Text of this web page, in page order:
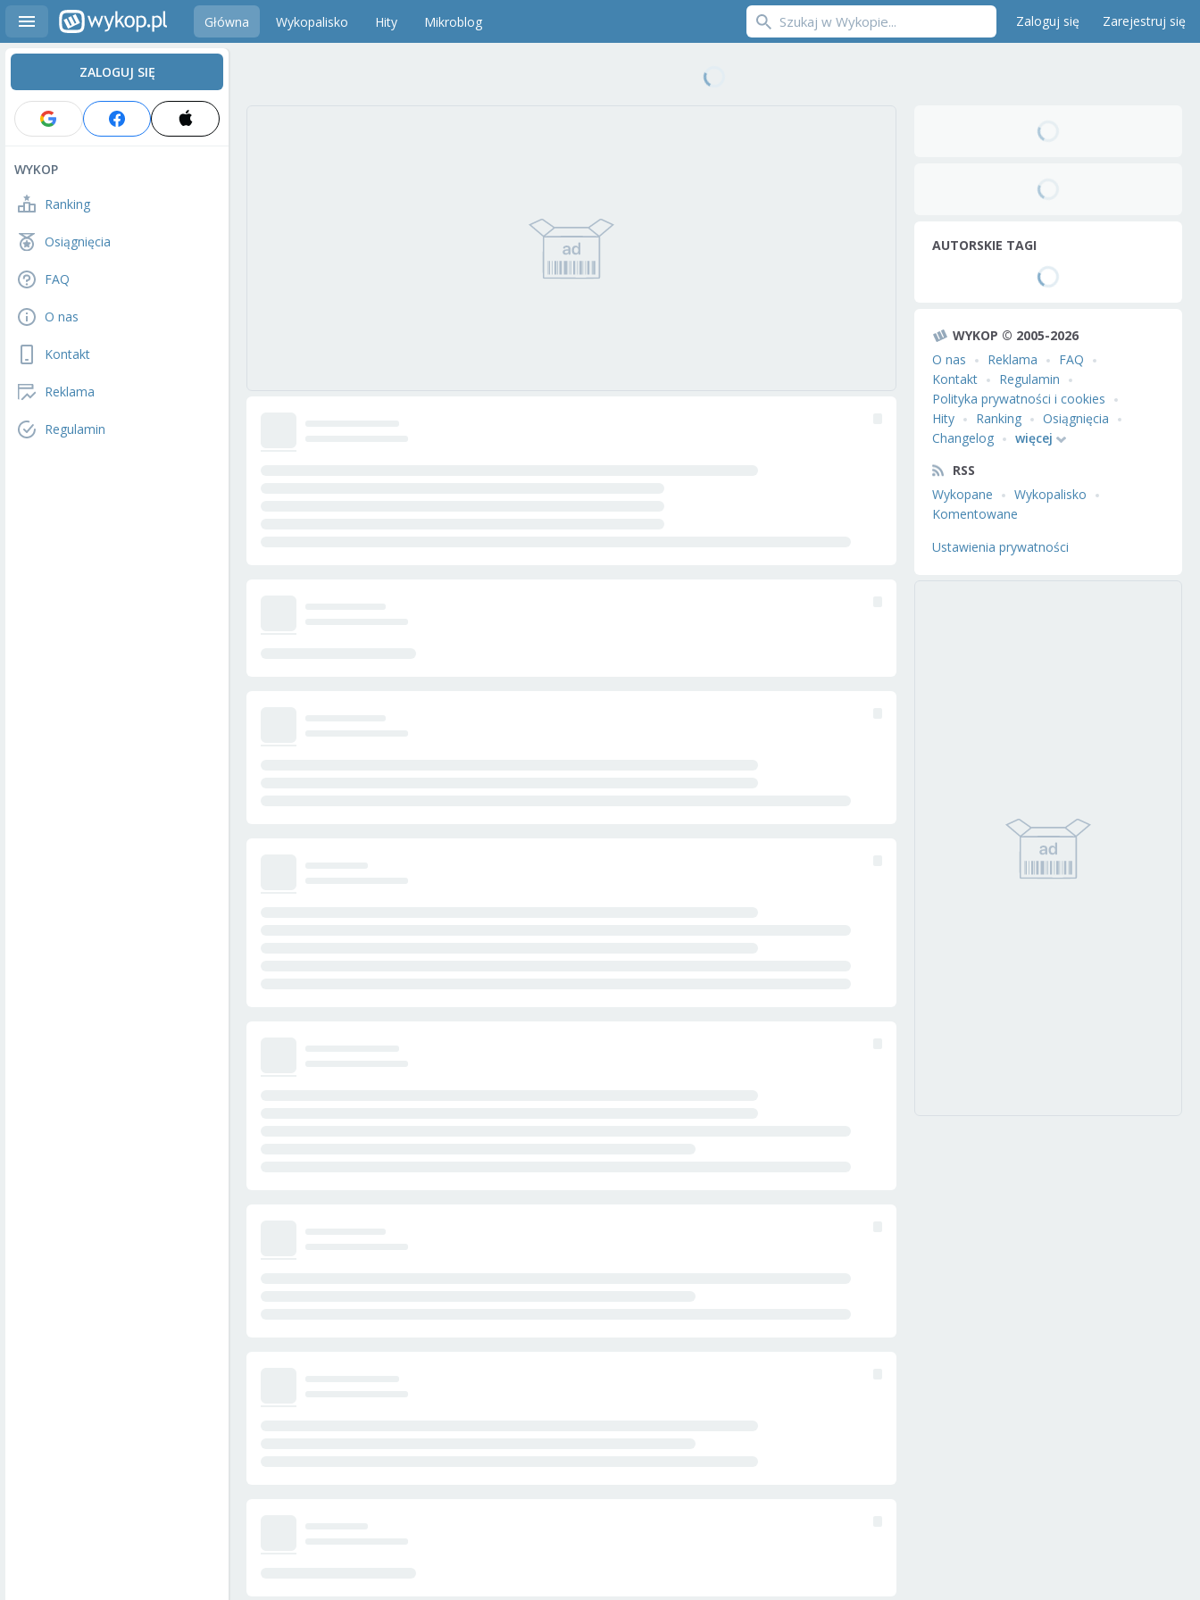
Główna Wykopalisko Hity Mikroblog Zaloguj się Zarejestruj się
ZALOGUJ SIĘ
WYKOP
Ranking
Osiągnięcia
FAQ
O nas
Kontakt
Reklama
Regulamin
AUTORSKIE TAGI
WYKOP © 2005-2026
O nas
Reklama
FAQ
Kontakt
Regulamin
Polityka prywatności i cookies
Hity
Ranking
Osiągnięcia
Changelog
więcej
RSS
Wykopane
Wykopalisko
Komentowane
Ustawienia prywatności